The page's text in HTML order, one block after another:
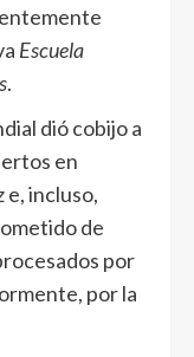
Escuela
.
dió cobijo a
en
incluso,
de
por
por la